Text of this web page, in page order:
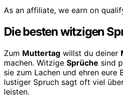
As an affiliate, we earn on
Die besten witzigen
Zum Muttertag willst du deiner
machen. Witzige Sprüche sind
sie zum Lachen und ehren eure
lustiger Spruch sagt oft viel
leisten.